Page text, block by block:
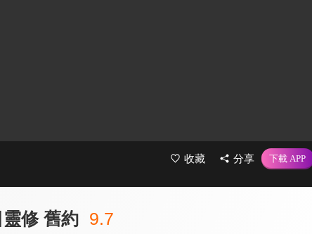
收藏 分享
修 舊約 9.7